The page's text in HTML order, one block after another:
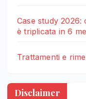
Case study
è triplicata in 6
Trattamenti e
Disclaimer